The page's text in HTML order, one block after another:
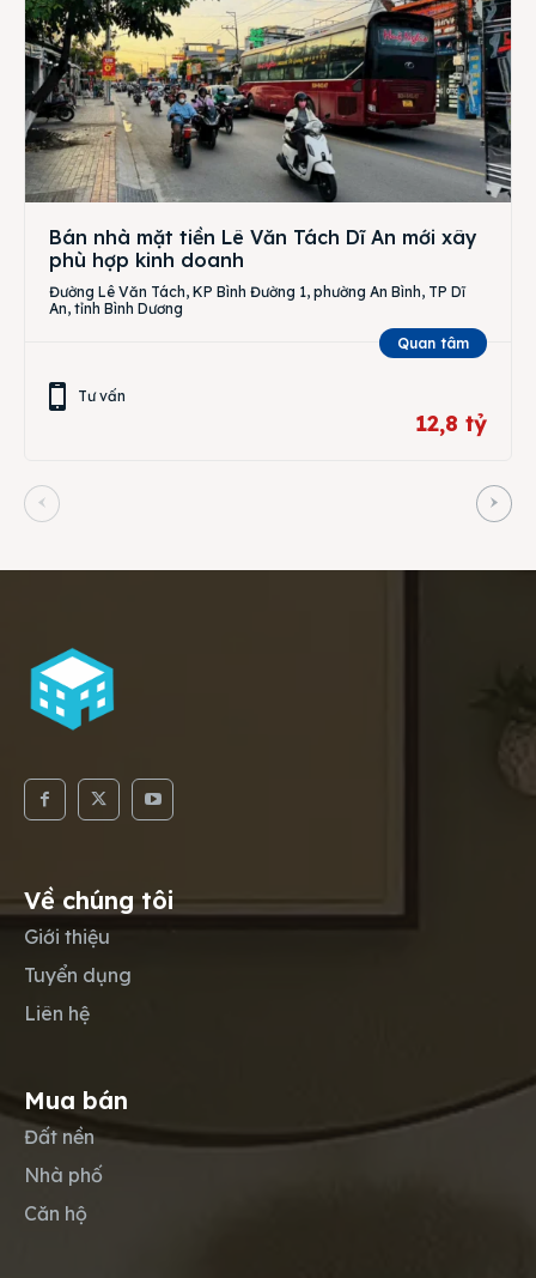
Bán nhà mặt tiền Lê Văn Tách Dĩ An mới xây
phù hợp kinh doanh
Đường Lê Văn Tách, KP Bình Đường 1, phường An Bình, TP Dĩ
An, tỉnh Bình Dương
Quan tâm
Tư vấn
12,8 tỷ
Về chúng tôi
Giới thiệu
Tuyển dụng
Liên hệ
Mua bán
Đất nền
Nhà phố
Căn hộ